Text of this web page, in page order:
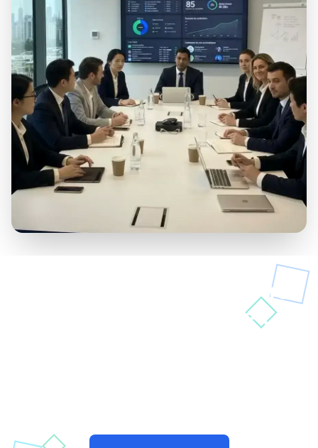
Prêt à révolutionner votre
service après-vente ?